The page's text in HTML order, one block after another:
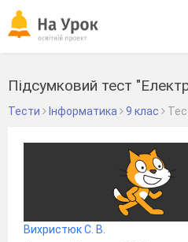
Підсумковий тест
Тести Інформатика 9 клас
Вихристюк С. В.